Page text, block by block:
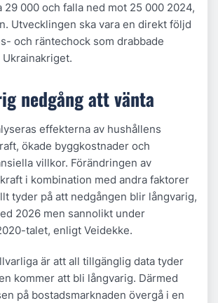
29 000 och falla ned mot 25 000 2024,
Utvecklingen ska vara en direkt följd
och räntechock som drabbade
nedgång att vänta
effekterna av hushållens
ökade byggkostnader och
villkor. Förändringen av
i kombination med andra faktorer
tyder på att nedgången blir långvarig,
2026 men sannolikt under
talet, enligt Veidekke.
är att all tillgänglig data tyder
kommer att bli långvarig. Därmed
på bostadsmarknaden övergå i en